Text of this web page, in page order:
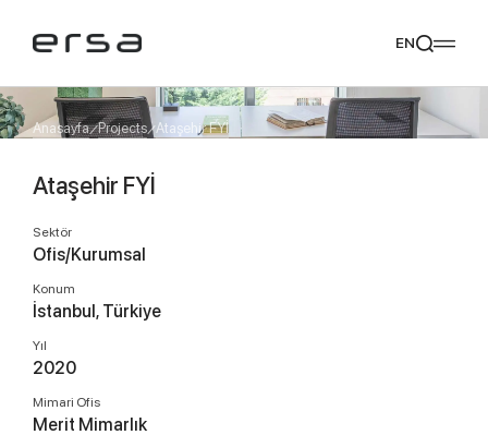
Popular searches
tearmeliades
Tavsiye Ediyoruz
EN
Anasayfa Projects Ataşehir FYİ
Ataşehir FYİ
Sektör
Ofis/Kurumsal
Konum
İstanbul, Türkiye
Yıl
2020
Mimari Ofis
Merit Mimarlık